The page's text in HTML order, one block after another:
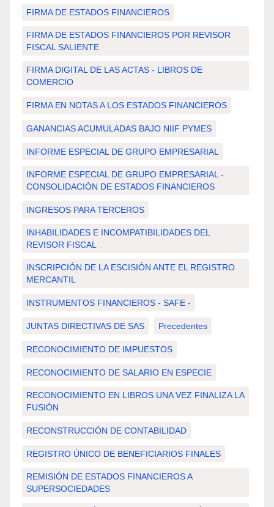
FIRMA DE ESTADOS FINANCIEROS
FIRMA DE ESTADOS FINANCIEROS POR REVISOR
FISCAL SALIENTE
FIRMA DIGITAL DE LAS ACTAS - LIBROS DE
COMERCIO
FIRMA EN NOTAS A LOS ESTADOS FINANCIEROS
GANANCIAS ACUMULADAS BAJO NIIF PYMES
INFORME ESPECIAL DE GRUPO EMPRESARIAL
INFORME ESPECIAL DE GRUPO EMPRESARIAL -
CONSOLIDACIÓN DE ESTADOS FINANCIEROS
INGRESOS PARA TERCEROS
INHABILIDADES E INCOMPATIBILIDADES DEL
REVISOR FISCAL
INSCRIPCIÓN DE LA ESCISIÓN ANTE EL REGISTRO
MERCANTIL
INSTRUMENTOS FINANCIEROS - SAFE -
JUNTAS DIRECTIVAS DE SAS Precedentes
RECONOCIMIENTO DE IMPUESTOS
RECONOCIMIENTO DE SALARIO EN ESPECIE
RECONOCIMIENTO EN LIBROS UNA VEZ FINALIZA LA
FUSIÓN
RECONSTRUCCIÓN DE CONTABILIDAD
REGISTRO ÚNICO DE BENEFICIARIOS FINALES
REMISIÓN DE ESTADOS FINANCIEROS A
SUPERSOCIEDADES